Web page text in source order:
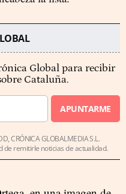
Global para recibir
Cataluña.
APUNTARME
CRÓNICA GLOBALMEDIA S.L.
de remitirle noticias de actualidad.